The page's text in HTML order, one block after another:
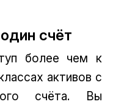
счёт
более чем к
активов с
счёта. Вы